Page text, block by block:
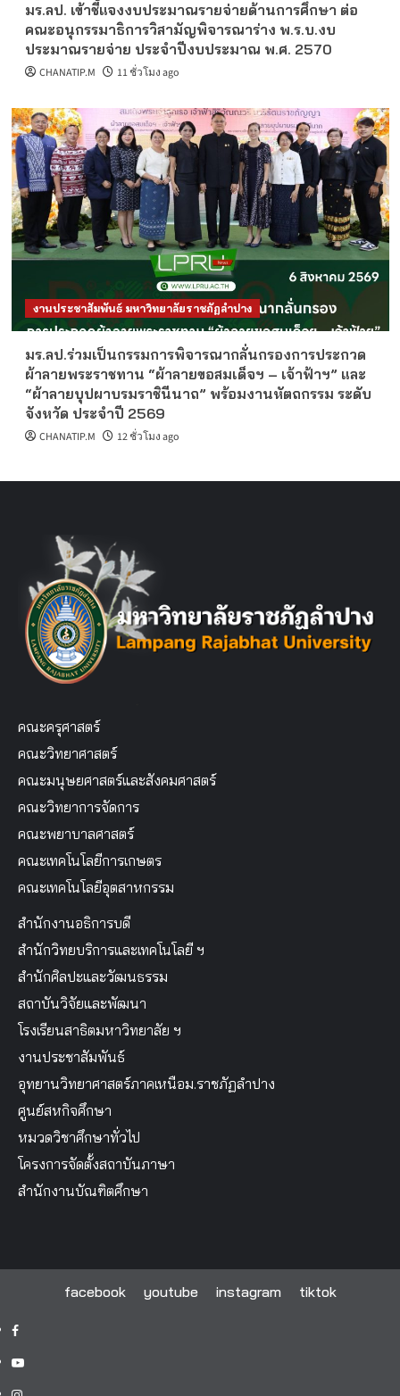
มร.ลป. เข้าชี้แจงงบประมาณรายจ่ายด้านการศึกษา ต่อ
คณะอนุกรรมาธิการวิสามัญพิจารณาร่าง พ.ร.บ.งบ
ประมาณรายจ่าย ประจำปีงบประมาณ พ.ศ. 2570
CHANATIP.M 11 ชั่วโมง ago
งานประชาสัมพันธ์ มหาวิทยาลัยราชภัฏลำปาง
มร.ลป.ร่วมเป็นกรรมการพิจารณากลั่นกรองการประกวด
ผ้าลายพระราชทาน “ผ้าลายขอสมเด็จฯ – เจ้าฟ้าฯ” และ
“ผ้าลายบุปผาบรมราชินีนาถ” พร้อมงานหัตถกรรม ระดับ
จังหวัด ประจำปี 2569
CHANATIP.M 12 ชั่วโมง ago
คณะครุศาสตร์
คณะวิทยาศาสตร์
คณะมนุษยศาสตร์และสังคมศาสตร์
คณะวิทยาการจัดการ
คณะพยาบาลศาสตร์
คณะเทคโนโลยีการเกษตร
คณะเทคโนโลยีอุตสาหกรรม
สำนักงานอธิการบดี
สำนักวิทยบริการและเทคโนโลยี ฯ
สำนักศิลปะและวัฒนธรรม
สถาบันวิจัยและพัฒนา
โรงเรียนสาธิตมหาวิทยาลัย ฯ
งานประชาสัมพันธ์
อุทยานวิทยาศาสตร์ภาคเหนือม.ราชภัฏลำปาง
ศูนย์สหกิจศึกษา
หมวดวิชาศึกษาทั่วไป
โครงการจัดตั้งสถาบันภาษา
สำนักงานบัณฑิตศึกษา
facebook youtube instagram tiktok
facebook
youtube
instagram